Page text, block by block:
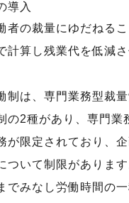
導入
者の裁量にゆだねる
計算し残業代を低減
制は、専門業務型裁
の2種があり、専門業
が限定されており、
ついて制限があります
でみなし労働時間の一